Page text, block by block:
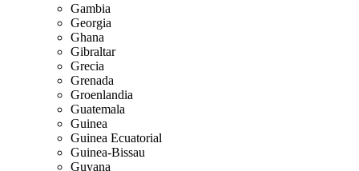
Gambia
Georgia
Ghana
Gibraltar
Grecia
Grenada
Groenlandia
Guatemala
Guinea
Guinea Ecuatorial
Guinea-Bissau
Guyana